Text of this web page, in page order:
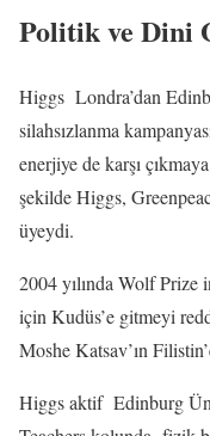
Politik ve Dini
Higgs Londra’dan
silahsızlanma
enerjiye de karşı
şekilde Higgs,
üyeydi.
2004 yılında Wolf Prize
için Kudüs’e gitmeyi
Moshe Katsav’ın
Higgs aktif Edinburg